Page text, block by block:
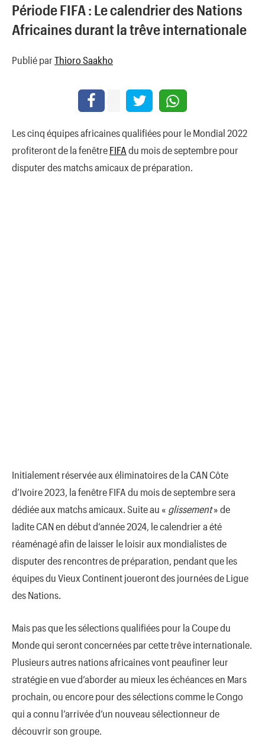
Période FIFA : Le calendrier des Nations
Africaines durant la trêve internationale
Publié par Thioro Saakho
Les cinq équipes africaines qualifiées pour le Mondial 2022
profiteront de la fenêtre FIFA du mois de septembre pour
disputer des matchs amicaux de préparation.
Initialement réservée aux éliminatoires de la CAN Côte
d’Ivoire 2023, la fenêtre FIFA du mois de septembre sera
dédiée aux matchs amicaux. Suite au « glissement» de
ladite CAN en début d’année 2024, le calendrier a été
réaménagé afin de laisser le loisir aux mondialistes de
disputer des rencontres de préparation, pendant que les
équipes du Vieux Continent joueront des journées de Ligue
des Nations.
Mais pas que les sélections qualifiées pour la Coupe du
Monde qui seront concernées par cette trêve internationale.
Plusieurs autres nations africaines vont peaufiner leur
stratégie en vue d’aborder au mieux les échéances en Mars
prochain, ou encore pour des sélections comme le Congo
qui a connu l’arrivée d’un nouveau sélectionneur de
découvrir son groupe.